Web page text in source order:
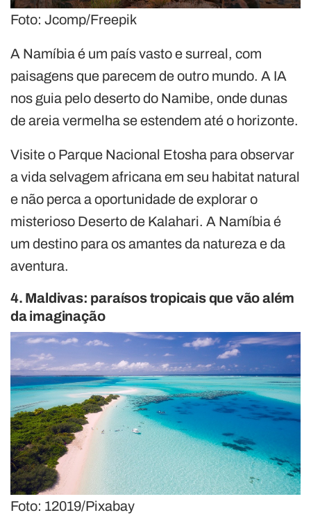
Foto: Jcomp/Freepik
A Namíbia é um país vasto e surreal, com
paisagens que parecem de outro mundo. A IA
nos guia pelo deserto do Namibe, onde dunas
de areia vermelha se estendem até o horizonte.
Visite o Parque Nacional Etosha para observar
a vida selvagem africana em seu habitat natural
e não perca a oportunidade de explorar o
misterioso Deserto de Kalahari. A Namíbia é
um destino para os amantes da natureza e da
aventura.
4. Maldivas: paraísos tropicais que vão além
da imaginação
Foto: 12019/Pixabay